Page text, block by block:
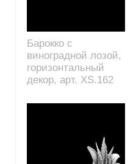
Барокко с
виноградной лозой,
горизонтальный
декор, арт. XS.162